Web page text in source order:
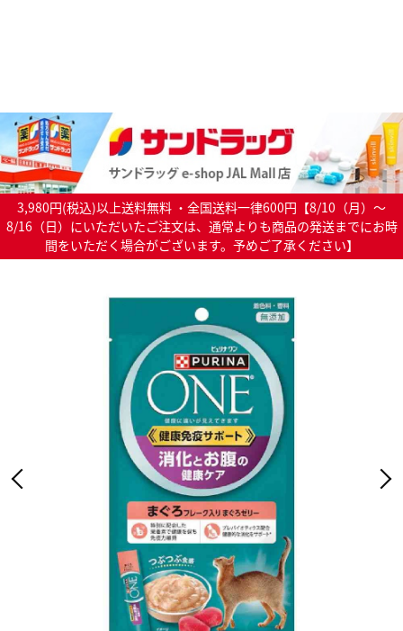
3,980円(税込)以上送料無料 ・全国送料一律600円【8/10（月）～
8/16（日）にいただいたご注文は、通常よりも商品の発送までにお時
間をいただく場合がございます。予めご了承ください】